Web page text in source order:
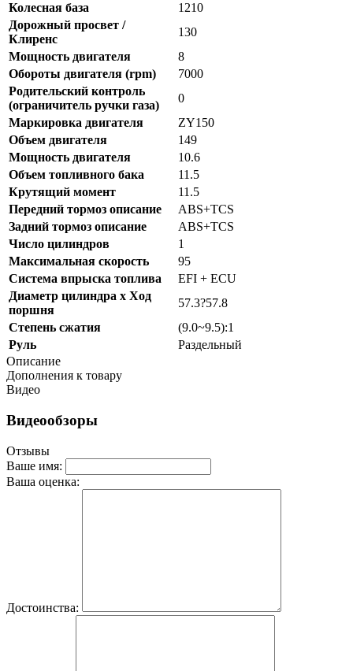
Колесная база
1210
Дорожный просвет /
Клиренс
130
Мощность двигателя
8
Обороты двигателя (rpm)
7000
Родительский контроль
(ограничитель ручки газа)
0
Маркировка двигателя
ZY150
Объем двигателя
149
Мощность двигателя
10.6
Объем топливного бака
11.5
Крутящий момент
11.5
Передний тормоз описание
ABS+TCS
Задний тормоз описание
ABS+TCS
Число цилиндров
1
Максимальная скорость
95
Система впрыска топлива
EFI + ECU
Диаметр цилиндра x Ход
поршня
57.3?57.8
Степень сжатия
(9.0~9.5):1
Руль
Раздельный
Описание
Дополнения к товару
Видео
Видеообзоры
Отзывы
Ваше имя:
Ваша оценка:
Достоинства: